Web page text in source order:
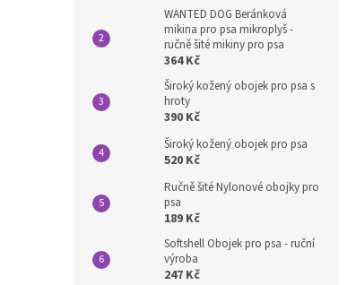
WANTED DOG Beránková
mikina pro psa mikroplyš -
ručně šité mikiny pro psa
364 Kč
Široký kožený obojek pro psa s
hroty
390 Kč
Široký kožený obojek pro psa
520 Kč
Ručně šité Nylonové obojky pro
psa
189 Kč
Softshell Obojek pro psa - ruční
výroba
247 Kč